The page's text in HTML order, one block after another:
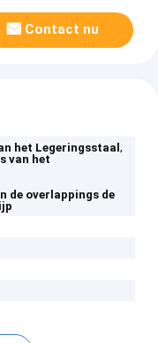
Contact nu
het Legeringsstaal,
van het
de overlappings de